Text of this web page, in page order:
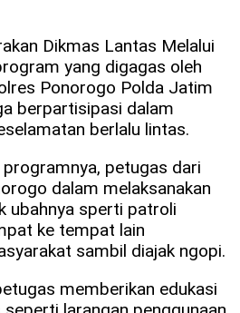
Dikmas Lantas Melalui
yang digagas oleh
Ponorogo Polda Jatim
berpartisipasi dalam
berlalu lintas.
petugas dari
dalam melaksanakan
ubahnya sperti patroli
ke tempat lain
sambil diajak ngopi.
memberikan edukasi